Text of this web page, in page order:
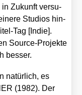
in Zukunft ver­su­
Stu­di­os hin­
Tag [Indie].
Source-Pro­jek­te
bes­ser.
natür­lich, es
(1982). Der